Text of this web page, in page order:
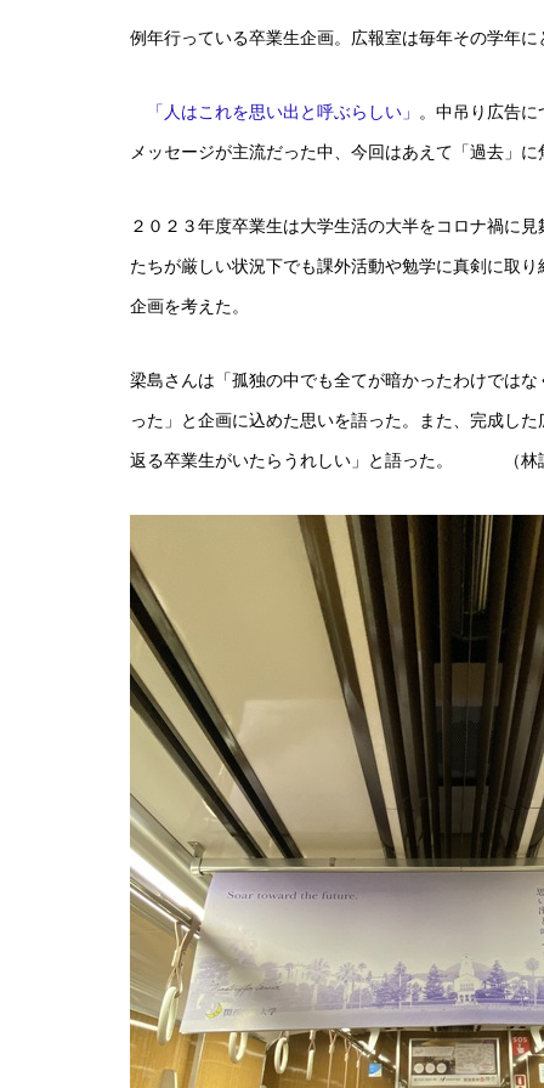
例年行っている卒業生企画。広報室は毎年その学年
「人はこれを思い出と呼ぶらしい」 。中吊り広告
メッセージが主流だった中、今回はあえて「過去」
２０２３年度卒業生は大学生活の大半をコロナ禍に
たちが厳しい状況下でも課外活動や勉学に真剣に取
企画を考えた。
梁島さんは「孤独の中でも全てが暗かったわけでは
った」と企画に込めた思いを語った。また、完成し
返る卒業生がいたらうれしい」と語った。 （林